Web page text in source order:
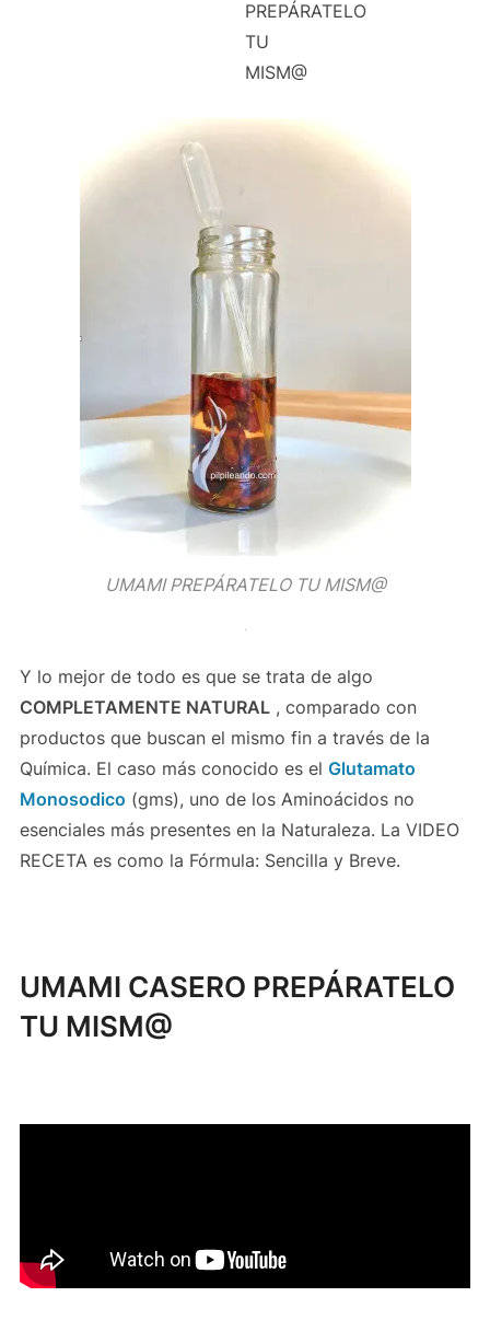
UMAMI PREPÁRATELO TU MISM@
Y lo mejor de todo es que se trata de algo
COMPLETAMENTE NATURAL, comparado con
productos que buscan el mismo fin a través de la
Química. El caso más conocido es el Glutamato
Monosodico (gms), uno de los Aminoácidos no
esenciales más presentes en la Naturaleza. La VIDEO
RECETA es como la Fórmula: Sencilla y Breve.
UMAMI CASERO PREPÁRATELO
TU MISM@